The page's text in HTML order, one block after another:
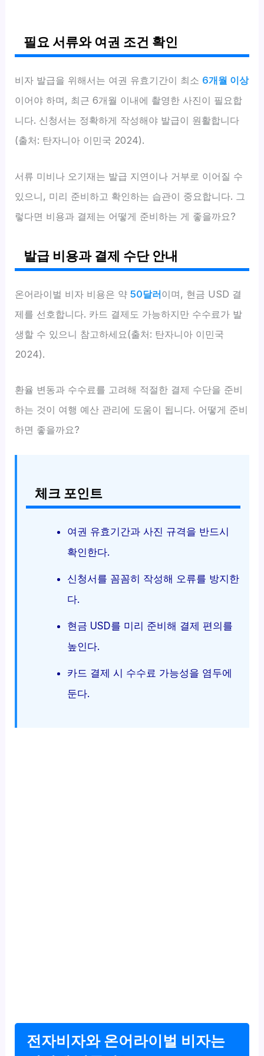
필요 서류와 여권 조건 확인
비자 발급을 위해서는 여권 유효기간이 최소 6개월 이상
이어야 하며, 최근 6개월 이내에 촬영한 사진이 필요합
니다. 신청서는 정확하게 작성해야 발급이 원활합니다
(출처: 탄자니아 이민국 2024).
서류 미비나 오기재는 발급 지연이나 거부로 이어질 수
있으니, 미리 준비하고 확인하는 습관이 중요합니다. 그
렇다면 비용과 결제는 어떻게 준비하는 게 좋을까요?
발급 비용과 결제 수단 안내
온어라이벌 비자 비용은 약50달러이며, 현금 USD 결
제를 선호합니다. 카드 결제도 가능하지만 수수료가 발
생할 수 있으니 참고하세요(출처: 탄자니아 이민국
2024).
환율 변동과 수수료를 고려해 적절한 결제 수단을 준비
하는 것이 여행 예산 관리에 도움이 됩니다. 어떻게 준비
하면 좋을까요?
체크 포인트
여권 유효기간과 사진 규격을 반드시
확인한다.
신청서를 꼼꼼히 작성해 오류를 방지한
다.
현금 USD를 미리 준비해 결제 편의를
높인다.
카드 결제 시 수수료 가능성을 염두에
둔다.
전자비자와 온어라이벌 비자는